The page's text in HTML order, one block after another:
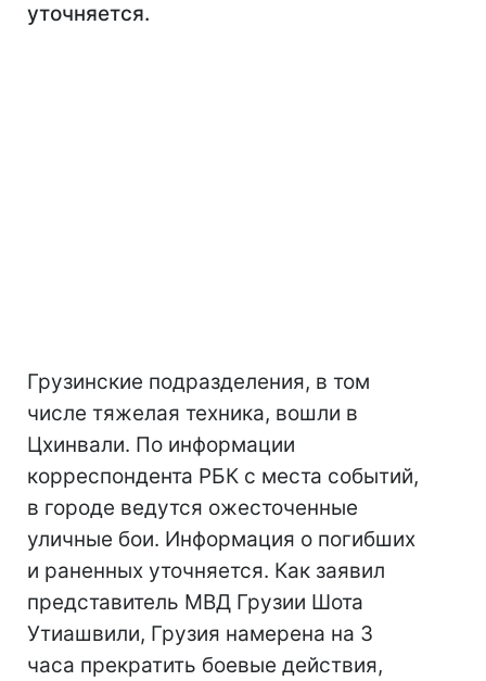
уточняется.
Грузинские подразделения, в том
числе тяжелая техника, вошли в
Цхинвали. По информации
корреспондента РБК с места событий,
в городе ведутся ожесточенные
уличные бои. Информация о погибших
и раненных уточняется. Как заявил
представитель МВД Грузии Шота
Утиашвили, Грузия намерена на 3
часа прекратить боевые действия,